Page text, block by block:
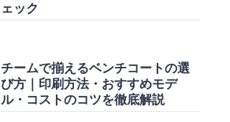
ェック
チームで揃えるベンチコートの選
び方｜印刷方法・おすすめモデ
ル・コストのコツを徹底解説